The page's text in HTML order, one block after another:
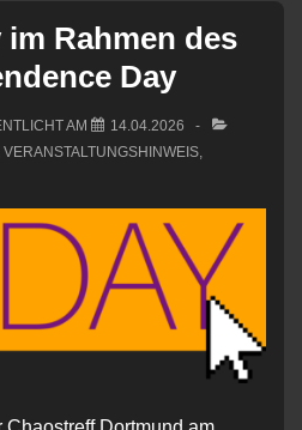
Rahmen des
Day
AM
14.04.2026
VERANSTALTUNGSHINWEIS,